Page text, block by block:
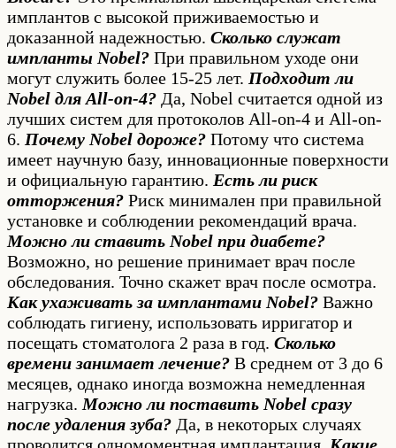
имплантов с высокой приживаемостью и
доказанной надежностью. Сколько служат
импланты Nobel? При правильном уходе они
могут служить более 15-25 лет. Подходит ли
Nobel для All-on-4? Да, Nobel считается одной из
лучших систем для протоколов All-on-4 и All-on-
6. Почему Nobel дороже? Потому что система
имеет научную базу, инновационные поверхности
и официальную гарантию. Есть ли риск
отторжения? Риск минимален при правильной
установке и соблюдении рекомендаций врача.
Можно ли ставить Nobel при диабете?
Возможно, но решение принимает врач после
обследования. Точно скажет врач после осмотра.
Как ухаживать за имплантами Nobel? Важно
соблюдать гигиену, использовать ирригатор и
посещать стоматолога 2 раза в год. Сколько
времени занимает лечение? В среднем от 3 до 6
месяцев, однако иногда возможна немедленная
нагрузка. Можно ли поставить Nobel сразу
после удаления зуба? Да, в некоторых случаях